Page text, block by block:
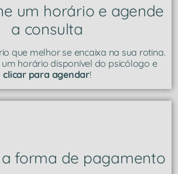
um horário e agende
a consulta
que melhor se encaixa na sua rotina.
horário disponível do psicólogo e
clicar para agendar!
a forma de pagamento